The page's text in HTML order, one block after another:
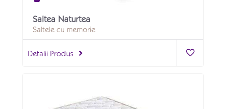
Saltea Naturtea
Saltele cu memorie
Detalii Produs